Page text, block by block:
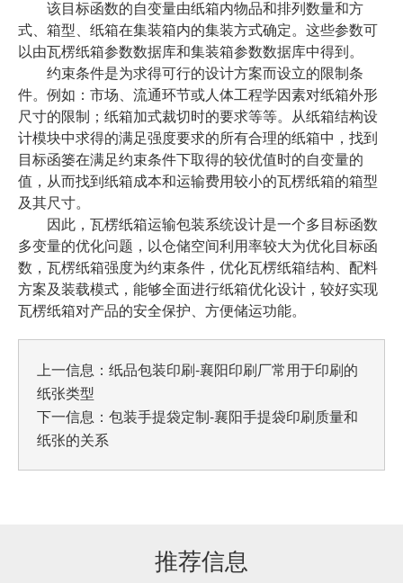
该目标函数的自变量由纸箱内物品和排列数量和方
式、箱型、纸箱在集装箱内的集装方式确定。这些参数可
以由瓦楞纸箱参数数据库和集装箱参数数据库中得到。
约束条件是为求得可行的设计方案而设立的限制条
件。例如：市场、流通环节或人体工程学因素对纸箱外形
尺寸的限制；纸箱加式裁切时的要求等等。从纸箱结构设
计模块中求得的满足强度要求的所有合理的纸箱中，找到
目标函篓在满足约束条件下取得的较优值时的自变量的
值，从而找到纸箱成本和运输费用较小的瓦楞纸箱的箱型
及其尺寸。
因此，瓦楞纸箱运输包装系统设计是一个多目标函数
多变量的优化问题，以仓储空间利用率较大为优化目标函
数，瓦楞纸箱强度为约束条件，优化瓦楞纸箱结构、配料
方案及装载模式，能够全面进行纸箱优化设计，较好实现
瓦楞纸箱对产品的安全保护、方便储运功能。
上一信息： 纸品包装印刷-襄阳印刷厂常用于印刷的
纸张类型
下一信息： 包装手提袋定制-襄阳手提袋印刷质量和
纸张的关系
推荐信息